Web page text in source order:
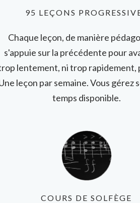
95 LEÇONS
Chaque leçon, de manière
s'appuie sur la précédente pour
lentement, ni trop rapidement,
leçon par semaine. Vous gérez
temps disponible.
COURS DE SOLFÈGE